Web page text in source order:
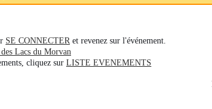
SE CONNECTERet revenez sur l'événement.
Lacs du Morvan
cliquez sur LISTE EVENEMENTS